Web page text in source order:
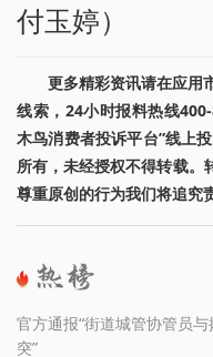
付玉婷）
更多精彩资讯请在应用
线索，24小时报料热线
木鸟消费者投诉平台”线上
所有，未经授权不得转载
尊重原创的行为我们将追究
官方通报“街道城管协管员
突”